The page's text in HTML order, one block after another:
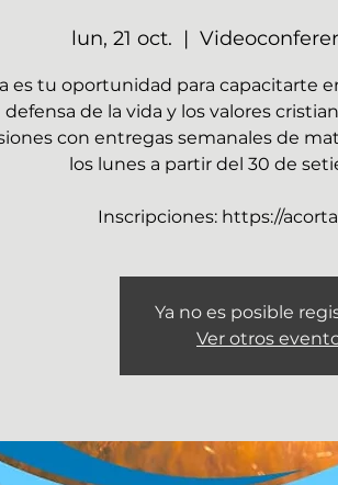
lun, 21 oct.
  |
es tu oportunidad para capacitarte
defensa de la vida y los valores
con entregas semanales de
los lunes a partir del 30 de
Ya no es posible
Ver otros